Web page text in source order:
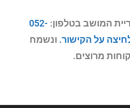
המושב בטלפון: 052-
על הקישור. ונשמח
מרוצים.